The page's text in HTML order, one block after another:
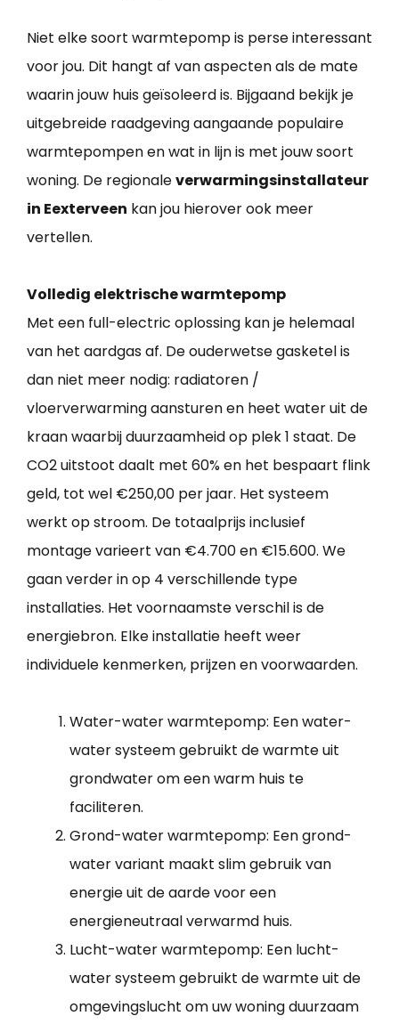
Niet elke soort warmtepomp is perse interessant
voor jou. Dit hangt af van aspecten als de mate
waarin jouw huis geïsoleerd is. Bijgaand bekijk je
uitgebreide raadgeving aangaande populaire
warmtepompen en wat in lijn is met jouw soort
woning. De regionaleverwarmingsinstallateur
in Eexterveen kan jou hierover ook meer
vertellen.
Volledig elektrische warmtepomp
Met een full-electric oplossing kan je helemaal
van het aardgas af. De ouderwetse gasketel is
dan niet meer nodig: radiatoren /
vloerverwarming aansturen en heet water uit de
kraan waarbij duurzaamheid op plek 1 staat. De
CO2 uitstoot daalt met 60% en het bespaart flink
geld, tot wel €250,00 per jaar. Het systeem
werkt op stroom. De totaalprijs inclusief
montage varieert van €4.700 en €15.600. We
gaan verder in op 4 verschillende type
installaties. Het voornaamste verschil is de
energiebron. Elke installatie heeft weer
individuele kenmerken, prijzen en voorwaarden.
Water-water warmtepomp: Een water-
water systeem gebruikt de warmte uit
grondwater om een warm huis te
faciliteren.
Grond-water warmtepomp: Een grond-
water variant maakt slim gebruik van
energie uit de aarde voor een
energieneutraal verwarmd huis.
Lucht-water warmtepomp: Een lucht-
water systeem gebruikt de warmte uit de
omgevingslucht om uw woning duurzaam